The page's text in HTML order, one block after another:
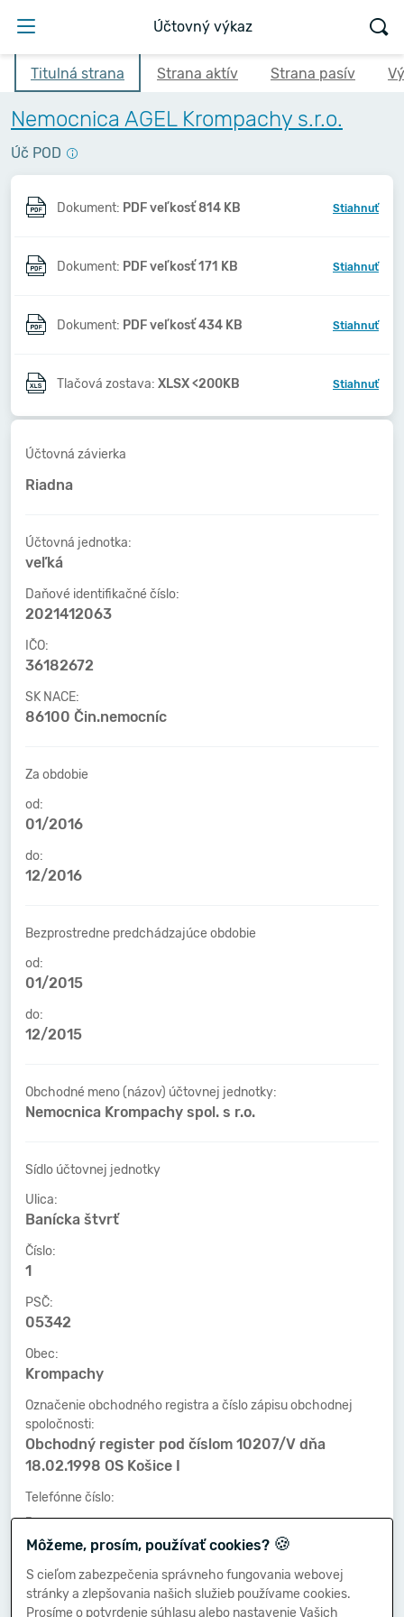
Účtovný výkaz
Titulná strana Strana aktív Strana pasív
Nemocnica AGEL Krompachy s.r.o.
Úč POD
Dokument: PDF veľkosť 814 KB Stiahnuť
Dokument: PDF veľkosť 171 KB Stiahnuť
Dokument: PDF veľkosť 434 KB Stiahnuť
Tlačová zostava: XLSX <200KB Stiahnuť
Účtovná závierka
Riadna
Účtovná jednotka:
veľká
Daňové identifikačné číslo:
2021412063
IČO:
36182672
SK NACE:
86100 Čin.nemocníc
Za obdobie
od:
01/2016
do:
12/2016
Bezprostredne predchádzajúce obdobie
od:
01/2015
do:
12/2015
Obchodné meno (názov) účtovnej jednotky:
Nemocnica Krompachy spol. s r.o.
Sídlo účtovnej jednotky
Ulica:
Banícka štvrť
Číslo:
1
PSČ:
05342
Obec:
Krompachy
Označenie obchodného registra a číslo zápisu obchodnej
spoločnosti:
Obchodný register pod číslom 10207/V dňa
18.02.1998 OS Košice I
Telefónne číslo:
-
Faxové číslo:
-
E-mailová adresa:
Môžeme, prosím, používať cookies? 🍪
S cieľom zabezpečenia správneho fungovania webovej
stránky a zlepšovania našich služieb používame cookies.
Prosíme o potvrdenie súhlasu alebo nastavenie Vašich